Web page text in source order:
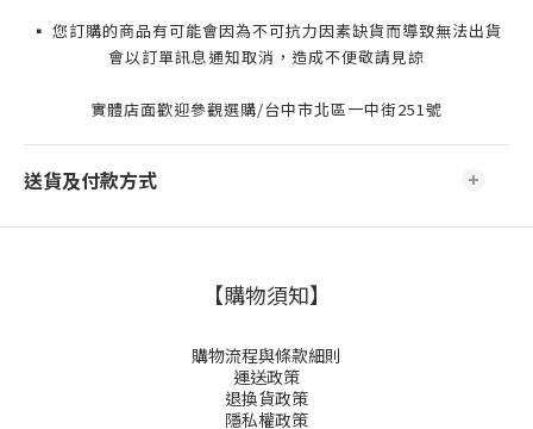
▪️ 您訂購的商品有可能會因為不可抗力因素缺貨而導致無法出貨
會以訂單訊息通知取消，造成不便敬請見諒
實體店面歡迎參觀選購/台中市北區一中街251號
送貨及付款方式
【購物須知】
購物流程與條款細則
運送政策
退換貨政策
隱私權政策